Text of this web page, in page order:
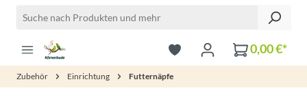
Zum Hauptinhalt springen
0,00 €*
Zubehör Einrichtung Futternäpfe